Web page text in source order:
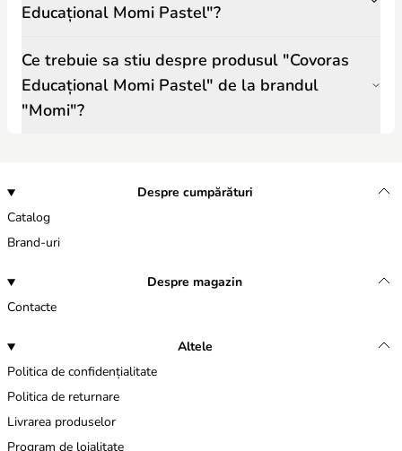
Educațional Momi Pastel"?
Ce trebuie sa stiu despre produsul "Covoras
Educațional Momi Pastel" de la brandul
"Momi"?
Despre cumpărături
Catalog
Brand-uri
Despre magazin
Contacte
Altele
Politica de confidențialitate
Politica de returnare
Livrarea produselor
Program de loialitate